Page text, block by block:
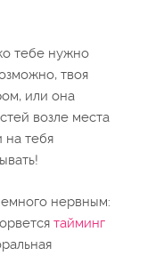
тебе нужно
твоя
или она
возле места
на тебя
нервным:
тайминг